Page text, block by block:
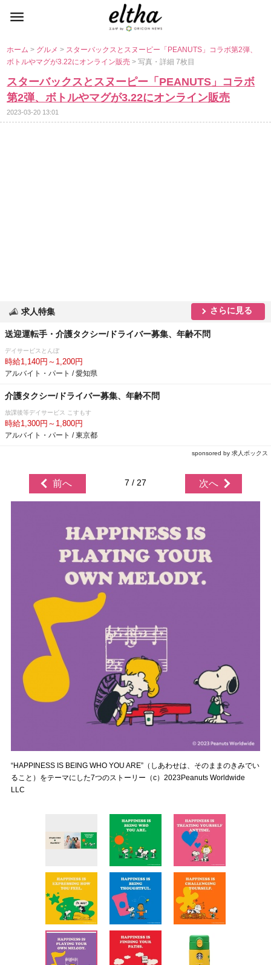
ホーム> グルメ> スターバックスとスヌーピー「PEANUTS」コラボ第2弾、
ボトルやマグが3.22にオンライン販売> 写真・詳細 7枚目
スターバックスとスヌーピー「PEANUTS」コラボ
第2弾、ボトルやマグが3.22にオンライン販売
2023-03-20 13:01
求人特集 さらに見る
送迎運転手・介護タクシー/ドライバー募集、年齢不問
デイサービスとんぼ
時給1,140円～1,200円
アルバイト・パート / 愛知県
介護タクシー/ドライバー募集、年齢不問
放課後等デイサービス こすもす
時給1,300円～1,800円
アルバイト・パート / 東京都
sponsored by 求人ボックス
前へ 7 / 27 次へ
“HAPPINESS IS BEING WHO YOU ARE”（しあわせは、そのままのきみでい
ること）をテーマにした7つのストーリー（c）2023Peanuts Worldwide
LLC